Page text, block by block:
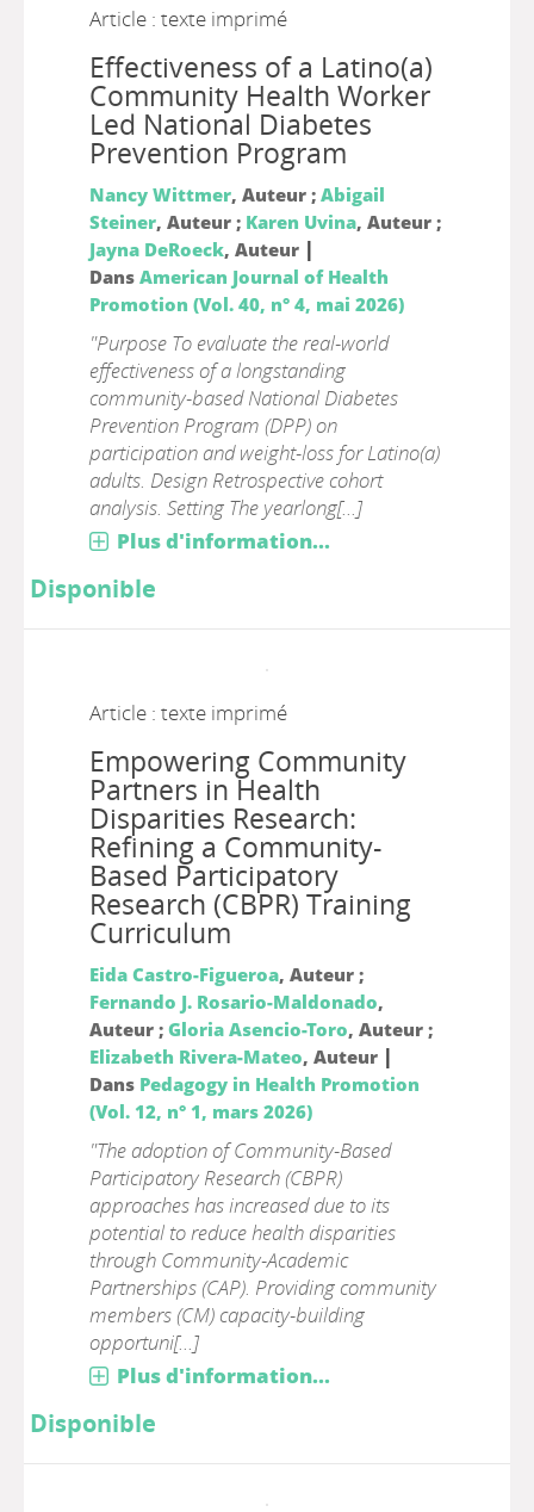
Article : texte imprimé
Effectiveness of a Latino(a)
Community Health Worker
Led National Diabetes
Prevention Program
Nancy Wittmer, Auteur ; Abigail
Steiner, Auteur ; Karen Uvina, Auteur ;
Jayna DeRoeck, Auteur |
Dans American Journal of Health
Promotion (Vol. 40, n° 4, mai 2026)
"Purpose To evaluate the real-world
effectiveness of a longstanding
community-based National Diabetes
Prevention Program (DPP) on
participation and weight-loss for Latino(a)
adults. Design Retrospective cohort
analysis. Setting The yearlong[...]
Plus d'information...
Disponible
Article : texte imprimé
Empowering Community
Partners in Health
Disparities Research:
Refining a Community-
Based Participatory
Research (CBPR) Training
Curriculum
Eida Castro-Figueroa, Auteur ;
Fernando J. Rosario-Maldonado,
Auteur ; Gloria Asencio-Toro, Auteur ;
Elizabeth Rivera-Mateo, Auteur |
Dans Pedagogy in Health Promotion
(Vol. 12, n° 1, mars 2026)
"The adoption of Community-Based
Participatory Research (CBPR)
approaches has increased due to its
potential to reduce health disparities
through Community-Academic
Partnerships (CAP). Providing community
members (CM) capacity-building
opportuni[...]
Plus d'information...
Disponible